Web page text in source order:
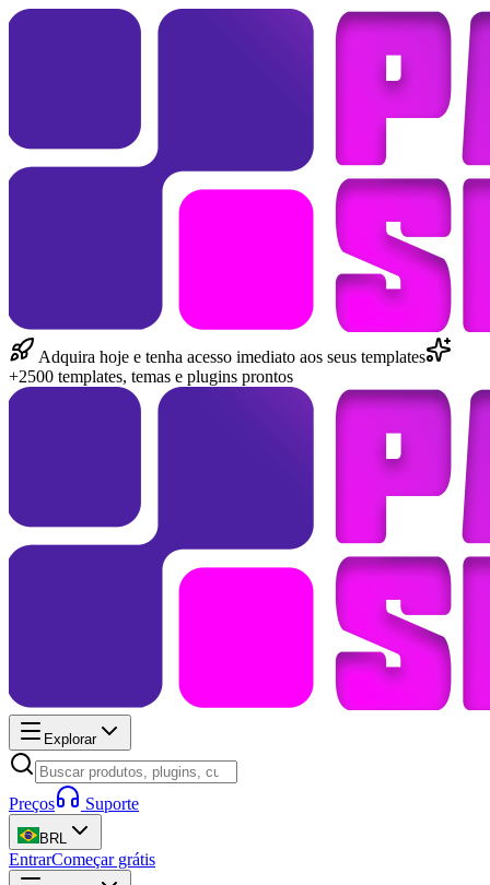
Adquira hoje e tenha acesso imediato aos seus templates
+2500 templates, temas e plugins prontos
Explorar
Preços Suporte
BRL
EntrarComeçar grátis